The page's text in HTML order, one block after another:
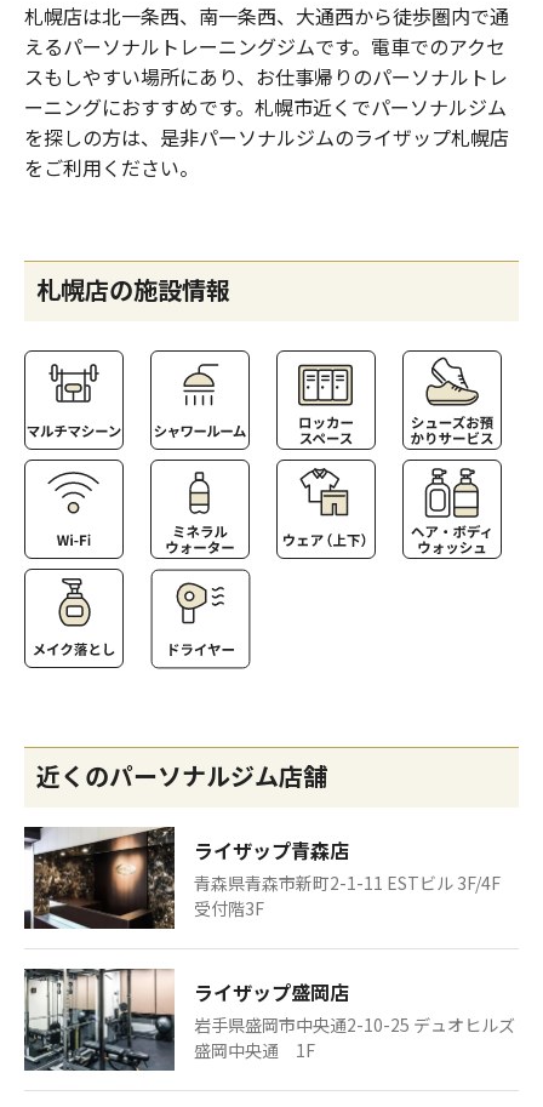
札幌店は北一条西、南一条西、大通西から徒歩圏内で通
えるパーソナルトレーニングジムです。電車でのアクセ
スもしやすい場所にあり、お仕事帰りのパーソナルトレ
ーニングにおすすめです。札幌市近くでパーソナルジム
を探しの方は、是非パーソナルジムのライザップ札幌店
をご利用ください。
札幌店の施設情報
近くのパーソナルジム店舗
ライザップ青森店
青森県青森市新町2-1-11 ESTビル 3F/4F
受付階3F
ライザップ盛岡店
岩手県盛岡市中央通2-10-25 デュオヒルズ
盛岡中央通 1F